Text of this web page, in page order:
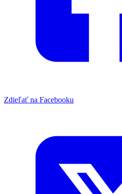
Zdieľať na Facebooku